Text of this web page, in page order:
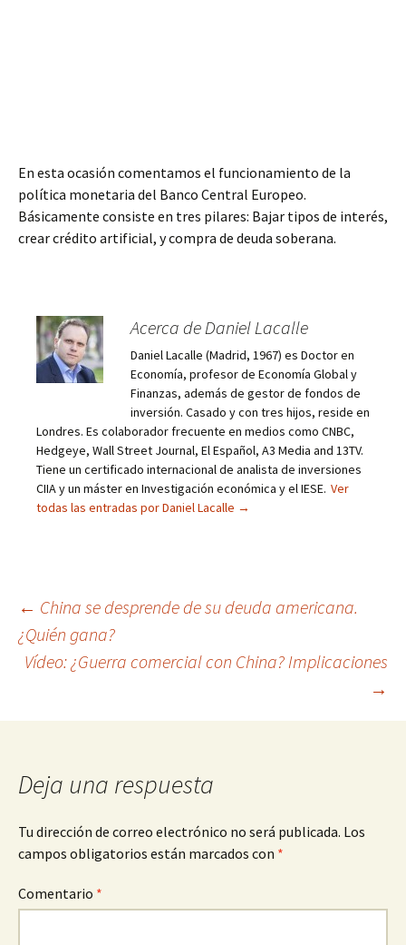
En esta ocasión comentamos el funcionamiento de la
política monetaria del Banco Central Europeo.
Básicamente consiste en tres pilares: Bajar tipos de interés,
crear crédito artificial, y compra de deuda soberana.
Acerca de Daniel Lacalle
Daniel Lacalle (Madrid, 1967) es Doctor en
Economía, profesor de Economía Global y
Finanzas, además de gestor de fondos de
inversión. Casado y con tres hijos, reside en
Londres. Es colaborador frecuente en medios como CNBC,
Hedgeye, Wall Street Journal, El Español, A3 Media and 13TV.
Tiene un certificado internacional de analista de inversiones
CIIA y un máster en Investigación económica y el IESE. Ver
todas las entradas por Daniel Lacalle →
Navegación
de
entradas
← China se desprende de su deuda americana.
¿Quién gana?
Vídeo: ¿Guerra comercial con China? Implicaciones
→
Deja una respuesta
Tu dirección de correo electrónico no será publicada. Los
campos obligatorios están marcados con *
Comentario *